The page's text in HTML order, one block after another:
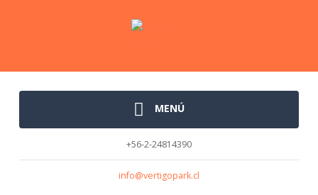
MENÚ
+56-2-24814390
info@vertigopark.cl